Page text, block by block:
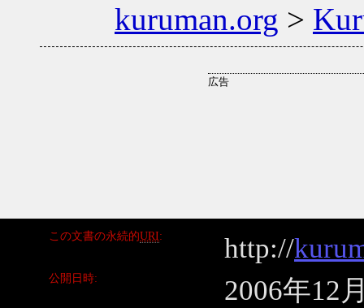
kuruman.org >
この文書の永続的URI http://
公開日時 2006年12